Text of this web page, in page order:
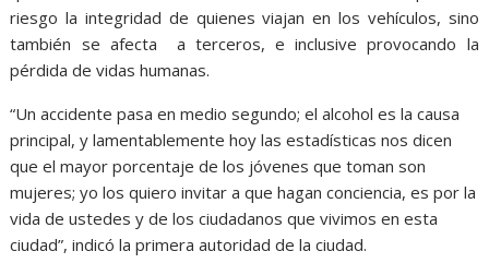
riesgo la integridad de quienes viajan en los vehículos, sino
también se afecta a terceros, e inclusive provocando la
pérdida de vidas humanas.
“Un accidente pasa en medio segundo; el alcohol es la causa
principal, y lamentablemente hoy las estadísticas nos dicen
que el mayor porcentaje de los jóvenes que toman son
mujeres; yo los quiero invitar a que hagan conciencia, es por la
vida de ustedes y de los ciudadanos que vivimos en esta
ciudad”, indicó la primera autoridad de la ciudad.